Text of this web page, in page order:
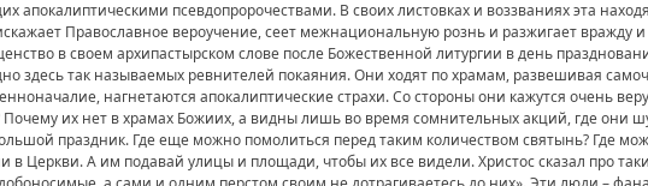
апокалиптическими псевдопророчествами. В своих листовках и воззваниях эта
Православное вероучение, сеет межнациональную рознь и разжигает вражду
в своем архипастырском слове после Божественной литургии в день
здесь так называемых ревнителей покаяния. Они ходят по храмам, развешивая
нагнетаются апокалиптические страхи. Со стороны они кажутся очень
Почему их нет в храмах Божиих, а видны лишь во время сомнительных акций, где они
праздник. Где еще можно помолиться перед таким количеством святынь? Где
в Церкви. А им подавай улицы и площади, чтобы их все видели. Христос сказал про